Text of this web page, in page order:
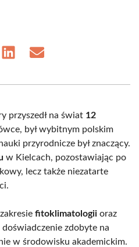
Share Share
przyszedł na świat 12
był wybitnym polskim
przyrodnicze był znaczący.
w Kielcach, pozostawiając po
lecz także niezatarte
fitoklimatologii oraz
doświadczenie zdobyte na
w środowisku akademickim.